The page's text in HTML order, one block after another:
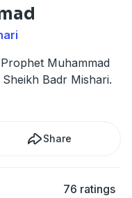
Muhammad
Badr Mishari.
Share
76 ratings